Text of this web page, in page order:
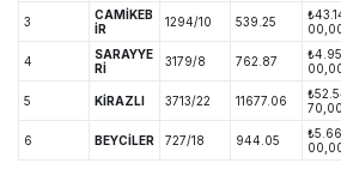
3
CAMİKEB
İR
1294/10 539.25
4
SARAYYE
Rİ
3179/8 762.87
5 KİRAZLI 3713/22 11677.06
70,00
6 BEYCİLER 727/18 944.05